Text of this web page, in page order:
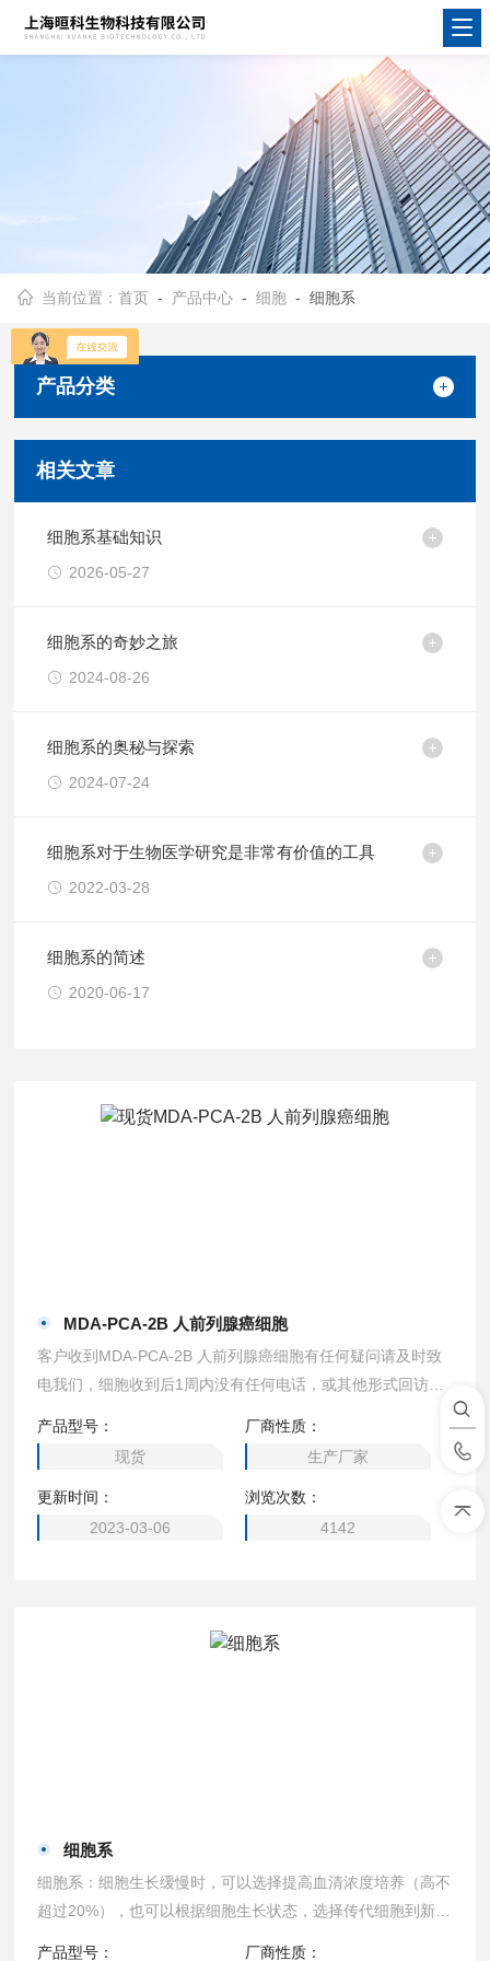
当前位置：首页 - 产品中心 -细胞 - 细胞系
产品分类
相关文章
细胞系基础知识
2026-05-27
细胞系的奇妙之旅
2024-08-26
细胞系的奥秘与探索
2024-07-24
细胞系对于生物医学研究是非常有价值的工具
2022-03-28
细胞系的简述
2020-06-17
MDA-PCA-2B 人前列腺癌细胞
客户收到MDA-PCA-2B 人前列腺癌细胞有任何疑问请及时致
电我们，细胞收到后1周内没有任何电话，或其他形式回访，
细胞免费售后只提供一次，若重发后再次培养死亡不再免费补
发，细胞收货时已经死亡或密度不足的除外。
产品型号：
现货
厂商性质：
生产厂家
更新时间：
2023-03-06
浏览次数：
4142
细胞系
细胞系：细胞生长缓慢时，可以选择提高血清浓度培养（高不
超过20%），也可以根据细胞生长状态，选择传代细胞到新的
产品型号： 厂商性质：